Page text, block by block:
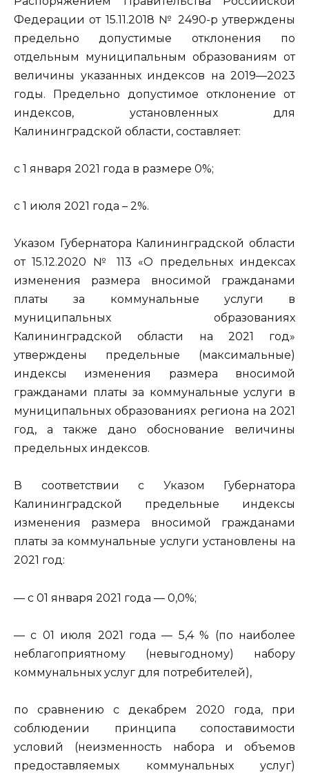
Федерации от 15.11.2018 № 2490-р утверждены
предельно допустимые отклонения по
отдельным муниципальным образованиям от
величины указанных индексов на 2019—2023
годы. Предельно допустимое отклонение от
индексов, установленных для
Калининградской области, составляет:
с 1 января 2021 года в размере 0%;
с 1 июля 2021 года – 2%.
Указом Губернатора Калининградской области
от 15.12.2020 № 113 «О предельных индексах
изменения размера вносимой гражданами
платы за коммунальные услуги в
муниципальных образованиях
Калининградской области на 2021 год»
утверждены предельные (максимальные)
индексы изменения размера вносимой
гражданами платы за коммунальные услуги в
муниципальных образованиях региона на 2021
год, а также дано обоснование величины
предельных индексов.
В соответствии с Указом Губернатора
Калининградской предельные индексы
изменения размера вносимой гражданами
платы за коммунальные услуги установлены на
2021 год:
— с 01 января 2021 года — 0,0%;
— с 01 июля 2021 года — 5,4 % (по наиболее
неблагоприятному (невыгодному) набору
коммунальных услуг для потребителей),
по сравнению с декабрем 2020 года, при
соблюдении принципа сопоставимости
условий (неизменность набора и объемов
предоставляемых коммунальных услуг)